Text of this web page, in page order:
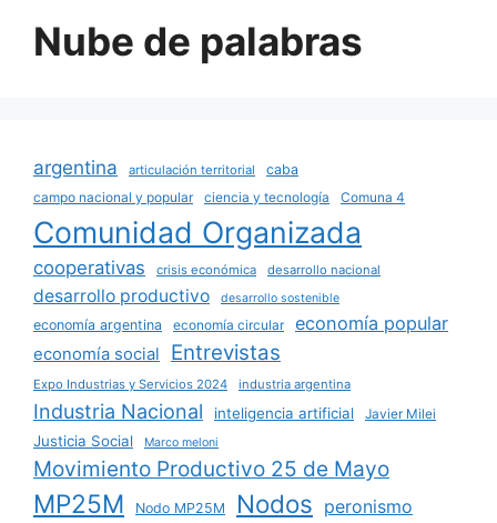
Nube de palabras
argentina articulación territorial
caba
campo nacional y popular
ciencia y tecnología Comuna 4
Comunidad Organizada
cooperativas crisis económica desarrollo nacional
desarrollo productivo desarrollo sostenible
economía argentina economía circular economía popular
economía social Entrevistas
Expo Industrias y Servicios 2024 industria argentina
Industria Nacional inteligencia artificial Javier Milei
Justicia Social Marco meloni
Movimiento Productivo 25 de Mayo
MP25M Nodo MP25M Nodos peronismo